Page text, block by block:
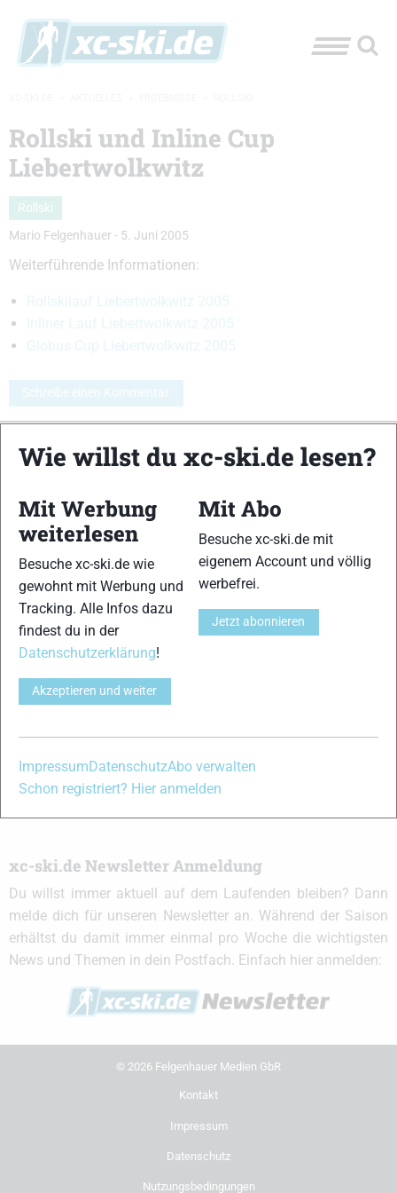
Rollski und Inline Cup
Liebertwolkwitz
Rollski
Mario Felgenhauer - 5. Juni 2005
Weiterführende Informationen:
Rollskilauf Liebertwolkwitz 2005
Inliner Lauf Liebertwolkwitz 2005
Globus Cup Liebertwolkwitz 2005
Schreibe einen Kommentar
xc-ski.de ist DAS deutschsprachige Portal mit aktuellen
News aus dem Skilanglauf, Biathlon und der Nordischen
und allem was du sonst noch über deine Lieblingssportarten
wissen solltest.
Skilanglauf-Anfänger oder Profi-Sportler, wir haben
immer ein offenes Ohr für dich! Du kannst uns jederzeit über
das
Kontaktformular
Partner
xc-ski.de in Social Media
instagramfacebookspotify
xc-ski.de Newsletter Anmeldung
Du willst immer aktuell auf dem Laufenden bleiben? Dann
melde dich für unseren Newsletter an. Während der Saison
erhältst du damit immer einmal pro Woche die wichtigsten
News und Themen in dein Postfach. Einfach hier anmelden:
© 2026 Felgenhauer Medien GbR
Kontakt
Impressum
Datenschutz
Nutzungsbedingungen
Wie willst du xc-ski.de lesen?
Mit Werbung
weiterlesen
Besuche xc-ski.de wie
gewohnt mit Werbung und
Tracking. Alle Infos dazu
findest du in der
Datenschutzerklärung!
Akzeptieren und weiter
Mit Abo
Besuche xc-ski.de mit
eigenem Account und völlig
werbefrei.
Jetzt abonnieren
Impressum DatenschutzAbo verwalten
Schon registriert? Hier anmelden